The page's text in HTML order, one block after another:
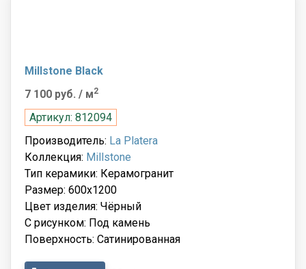
Millstone Black
7 100 руб. / м2
Артикул: 812094
Производитель: La Platera
Коллекция: Millstone
Тип керамики: Керамогранит
Размер: 600x1200
Цвет изделия: Чёрный
С рисунком: Под камень
Поверхность: Сатинированная